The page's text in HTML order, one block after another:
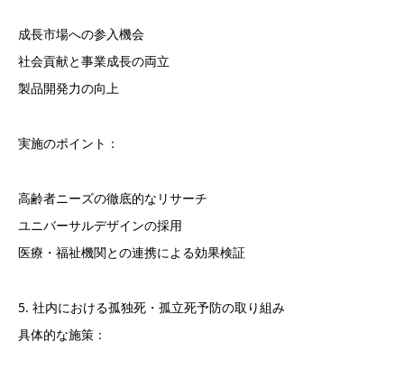
成長市場への参入機会
社会貢献と事業成長の両立
製品開発力の向上
実施のポイント：
高齢者ニーズの徹底的なリサーチ
ユニバーサルデザインの採用
医療・福祉機関との連携による効果検証
5. 社内における孤独死・孤立死予防の取り組み
具体的な施策：